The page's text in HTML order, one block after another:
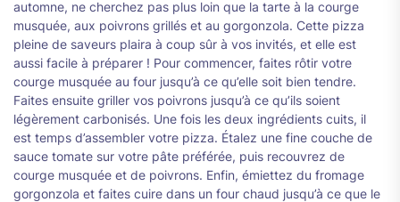
automne, ne cherchez pas plus loin que la tarte à la courge
musquée, aux poivrons grillés et au gorgonzola. Cette pizza
pleine de saveurs plaira à coup sûr à vos invités, et elle est
aussi facile à préparer ! Pour commencer, faites rôtir votre
courge musquée au four jusqu’à ce qu’elle soit bien tendre.
Faites ensuite griller vos poivrons jusqu’à ce qu’ils soient
légèrement carbonisés. Une fois les deux ingrédients cuits, il
est temps d’assembler votre pizza. Étalez une fine couche de
sauce tomate sur votre pâte préférée, puis recouvrez de
courge musquée et de poivrons. Enfin, émiettez du fromage
gorgonzola et faites cuire dans un four chaud jusqu’à ce que le